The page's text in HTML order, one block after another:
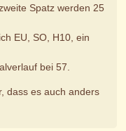
Spatz werden 25
EU, SO, H10, ein
bei 57.
dass es auch anders